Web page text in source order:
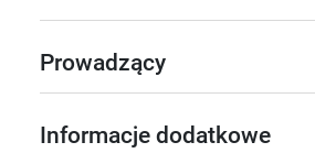
Prowadzący
Informacje dodatkowe